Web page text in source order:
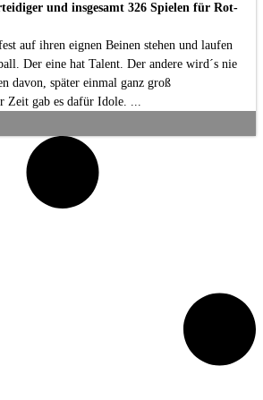
und insgesamt 326 Spielen für Rot-
auf ihren eignen Beinen stehen und laufen
Der eine hat Talent. Der andere wird´s nie
davon, später einmal ganz groß
Zeit gab es dafür Idole. ...